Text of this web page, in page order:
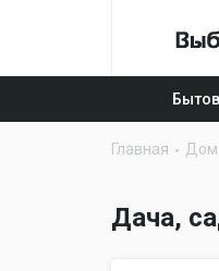
Главная Дом
Дача,